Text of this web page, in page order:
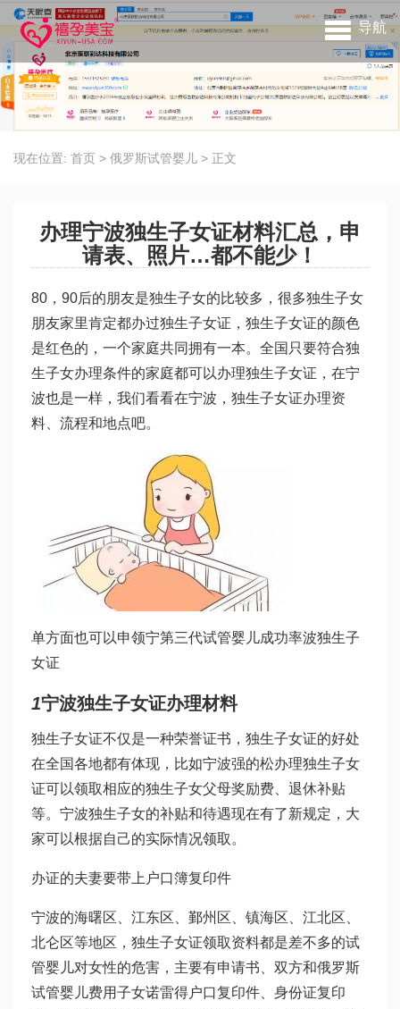
导航
现在位置: 首页 > 俄罗斯试管婴儿 > 正文
办理宁波独生子女证材料汇总，申
请表、照片…都不能少！
80，90后的朋友是独生子女的比较多，很多独生子女
朋友家里肯定都办过独生子女证，独生子女证的颜色
是红色的，一个家庭共同拥有一本。全国只要符合独
生子女办理条件的家庭都可以办理独生子女证，在宁
波也是一样，我们看看在宁波，独生子女证办理资
料、流程和地点吧。
单方面也可以申领宁第三代试管婴儿成功率波独生子
女证
1宁波独生子女证办理材料
独生子女证不仅是一种荣誉证书，独生子女证的好处
在全国各地都有体现，比如宁波强的松办理独生子女
证可以领取相应的独生子女父母奖励费、退休补贴
等。宁波独生子女的补贴和待遇现在有了新规定，大
家可以根据自己的实际情况领取。
办证的夫妻要带上户口簿复印件
宁波的海曙区、江东区、鄞州区、镇海区、江北区、
北仑区等地区，独生子女证领取资料都是差不多的试
管婴儿对女性的危害 ，主要有申请书、双方和俄罗斯
试管婴儿费用子女诺雷得户口复印件、身份证复印